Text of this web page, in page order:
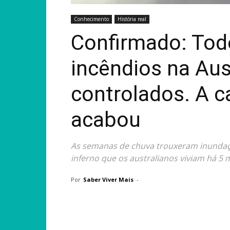
Conhecimento História real
Confirmado:
incêndios na
controlados. A
acabou
As semanas de chuva trouxeram
inferno que os australianos viviam há 5
Por Saber Viver Mais -